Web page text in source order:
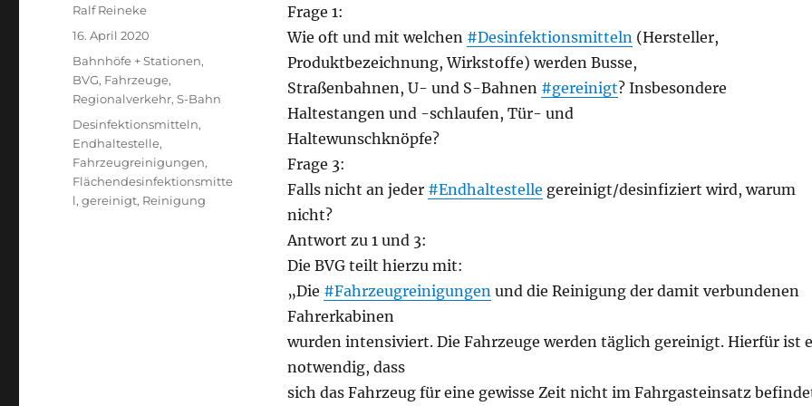
Frage 1:
Wie oft und mit welchen #Desinfektionsmitteln(Hersteller,
Produktbezeichnung, Wirkstoffe) werden Busse,
Straßenbahnen, U- und S-Bahnen #gereinigt? Insbesondere
Haltestangen und -schlaufen, Tür- und
Haltewunschknöpfe?
Frage 3:
Falls nicht an jeder #Endhaltestelle gereinigt/desinfiziert wird, warum
nicht?
Antwort zu 1 und 3:
Die BVG teilt hierzu mit:
„Die #Fahrzeugreinigungenund die Reinigung der damit verbundenen
Fahrerkabinen
wurden intensiviert. Die Fahrzeuge werden täglich gereinigt. Hierfür ist
notwendig, dass
sich das Fahrzeug für eine gewisse Zeit nicht im Fahrgasteinsatz
Autor
Ralf Reineke
Veröffentlicht
am
16. April 2020
Kategorien
Bahnhöfe + Stationen,
BVG, Fahrzeuge,
Regionalverkehr,S-Bahn
Schlagwörter
Desinfektionsmitteln,
Endhaltestelle,
Fahrzeugreinigungen,
Flächendesinfektionsmitte
l,gereinigt, Reinigung